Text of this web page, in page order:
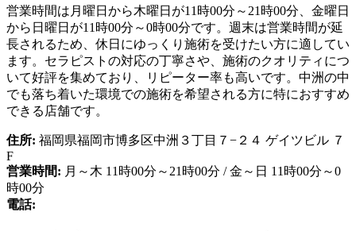
営業時間は月曜日から木曜日が11時00分～21時00分、金曜日
から日曜日が11時00分～0時00分です。週末は営業時間が延
長されるため、休日にゆっくり施術を受けたい方に適してい
ます。セラピストの対応の丁寧さや、施術のクオリティにつ
いて好評を集めており、リピーター率も高いです。中洲の中
でも落ち着いた環境での施術を希望される方に特におすすめ
できる店舗です。
住所: 福岡県福岡市博多区中洲３丁目７−２４ ゲイツビル ７
F
営業時間: 月～木 11時00分～21時00分 / 金～日 11時00分～0
時00分
電話: